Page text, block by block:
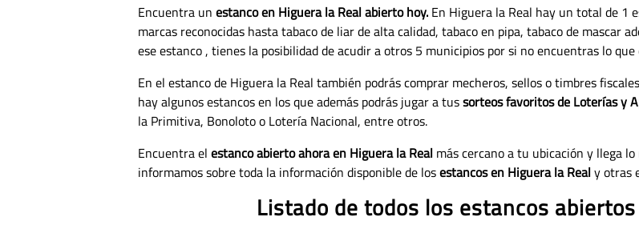
Encuentra un estanco en Higuera la Real abierto hoy. En Higuera la Real hay un total de 1
marcas reconocidas hasta tabaco de liar de alta calidad, tabaco en pipa, tabaco de mascar
ese estanco , tienes la posibilidad de acudir a otros 5 municipios por si no encuentras lo que
En el estanco de Higuera la Real también podrás comprar mecheros, sellos o timbres
hay algunos estancos en los que además podrás jugar a tussorteos favoritos de Loterías y
la Primitiva, Bonoloto o Lotería Nacional, entre otros.
Encuentra el estanco abierto ahora en Higuera la Real más cercano a tu ubicación y llega
informamos sobre toda la información disponible de losestancos en Higuera la Realy otras
Listado de todos los estancos